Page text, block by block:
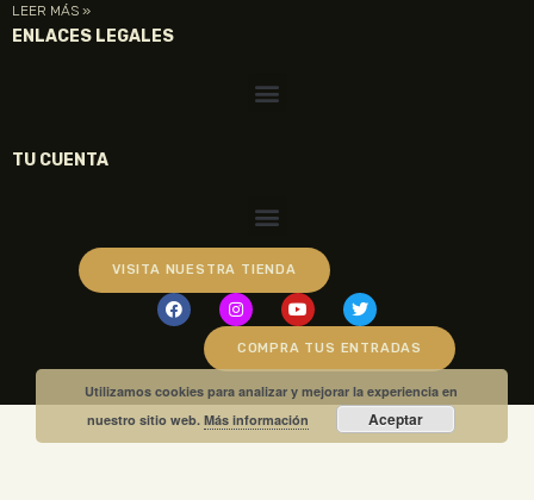
LEER MÁS »
ENLACES LEGALES
TU CUENTA
VISITA NUESTRA TIENDA
COMPRA TUS ENTRADAS
Utilizamos cookies para analizar y mejorar la experiencia en
nuestro sitio web.Más información Aceptar